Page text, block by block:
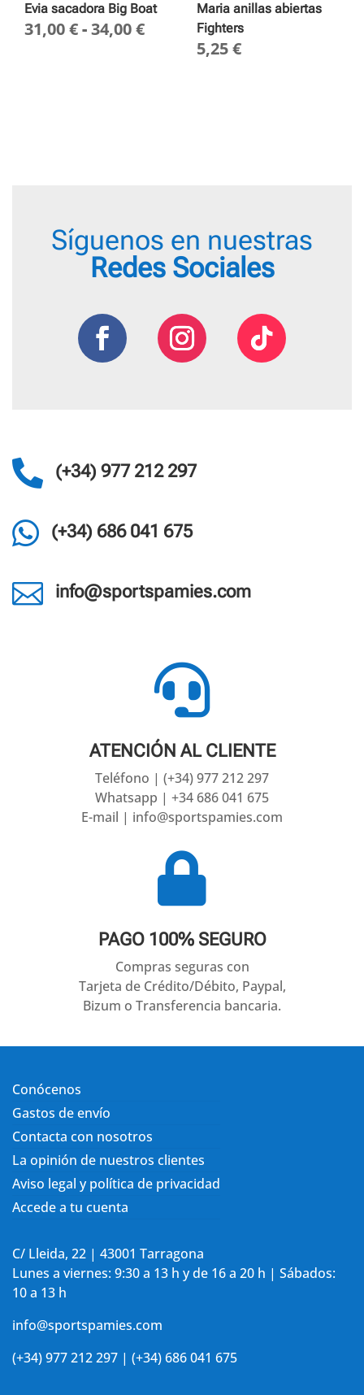
Evia sacadora Big Boat
31,00€-34,00€Rango
Maria anillas abiertas
Fighters
5,25€
Síguenos en nuestras
Redes Sociales
 (+34) 977 212 297
 (+34) 686 041 675
 info@sportspamies.com

ATENCIÓN AL CLIENTE
Teléfono | (+34) 977 212 297
Whatsapp | +34 686 041 675
E-mail | info@sportspamies.com

PAGO 100% SEGURO
Compras seguras con
Tarjeta de Crédito/Débito, Paypal,
Bizum o Transferencia bancaria.
Conócenos
Gastos de envío
Contacta con nosotros
La opinión de nuestros clientes
Aviso legal y política de privacidad
Accede a tu cuenta
C/ Lleida, 22 | 43001 Tarragona
Lunes a viernes: 9:30 a 13 h y de 16 a 20 h | Sábados:
10 a 13 h
info@sportspamies.com
(+34) 977 212 297 | (+34) 686 041 675